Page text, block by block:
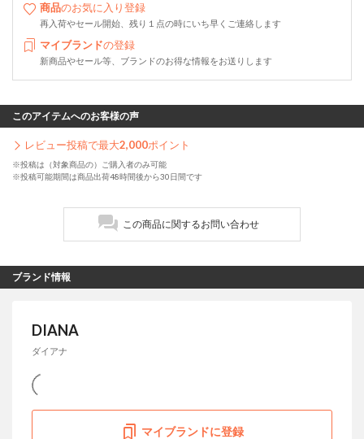
商品のお気に入り登録
再入荷やセール開始、残り１点の時にいち早くご連絡します
マイブランドの登録
新商品やセール等、ブランドのお得な情報をお送りします
このアイテムへのお客様の声
レビュー投稿で最大2,000ポイント
※投稿は（対象商品の）ご購入者のみ可能
※投稿可能期間は商品出荷48時間後から30日間です
この商品に関するお問い合わせ
ブランド情報
DIANA
ダイアナ
マイブランドに登録